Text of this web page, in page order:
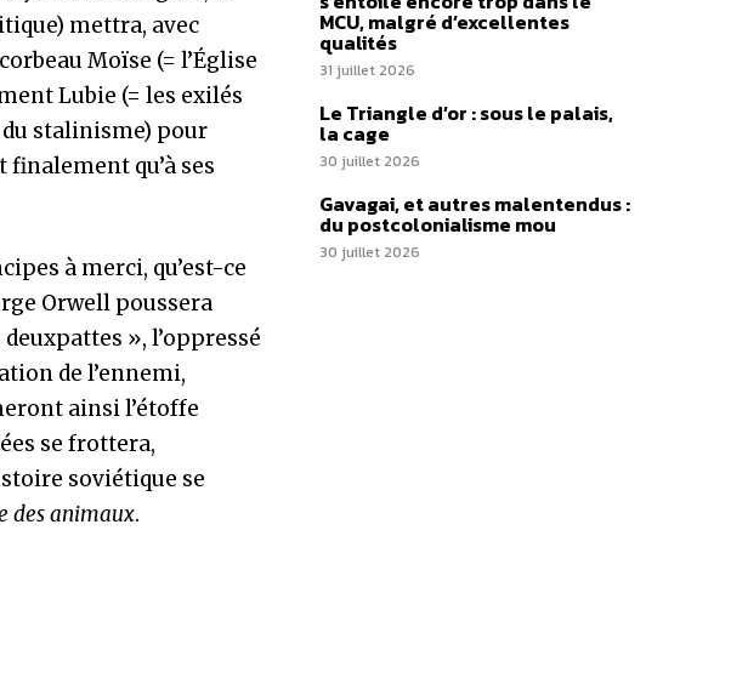
mettra, avec
Moïse (= l’Église
Lubie (= les exilés
stalinisme) pour
qu’à ses
à merci, qu’est-ce
Orwell poussera
», l’oppressé
de l’ennemi,
ainsi l’étoffe
se frottera,
soviétique se
des animaux.
MCU, malgré d’excellentes
qualités
31 juillet 2026
Le Triangle d’or : sous le palais,
la cage
30 juillet 2026
Gavagai, et autres malentendus :
du postcolonialisme mou
30 juillet 2026